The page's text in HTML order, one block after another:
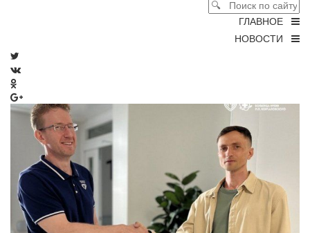
ГЛАВНОЕ
НОВОСТИ